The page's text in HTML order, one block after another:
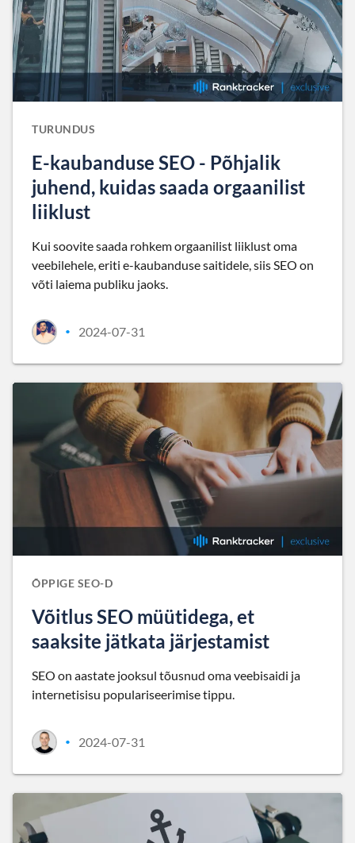
TURUNDUS
E-kaubanduse SEO - Põhjalik
juhend, kuidas saada orgaanilist
liiklust
Kui soovite saada rohkem orgaanilist liiklust oma
veebilehele, eriti e-kaubanduse saitidele, siis SEO on
võti laiema publiku jaoks.
• 2024-07-31
ÕPPIGE SEO-D
Võitlus SEO müütidega, et
saaksite jätkata järjestamist
SEO on aastate jooksul tõusnud oma veebisaidi ja
internetisisu populariseerimise tippu.
• 2024-07-31